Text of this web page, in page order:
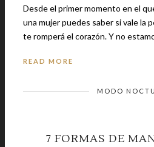
Desde el primer momento en el
una mujer puedes saber si vale la
te romperá el corazón. Y no
READ MORE
MODO
7 FORMAS DE